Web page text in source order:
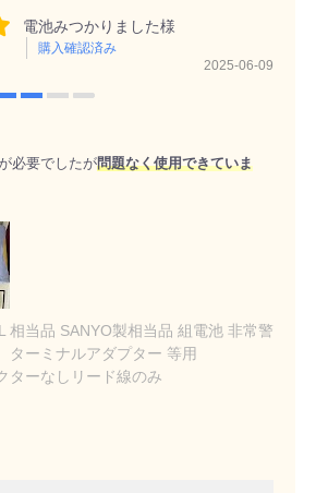
電池みつかりました様
購入確認済み
2025-06-09
必要でしたが問題なく使用できていま
相当品 SANYO製相当品 組電池 非常警
ターミナルアダプター 等用
ターなしリード線のみ